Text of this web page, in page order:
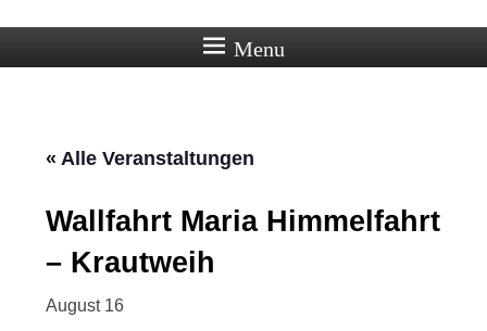
Menu
« Alle Veranstaltungen
Wallfahrt Maria Himmelfahrt
– Krautweih
August 16